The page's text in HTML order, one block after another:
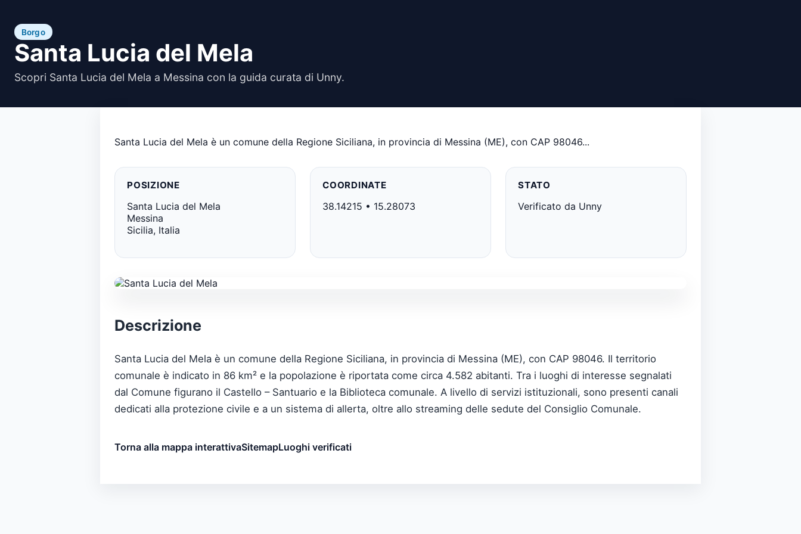
Borgo
Santa Lucia del Mela
Scopri Santa Lucia del Mela a Messina con la guida curata di Unny.
Santa Lucia del Mela è un comune della Regione Siciliana, in provincia di Messina (ME), con CAP 98046...
POSIZIONE
Santa Lucia del Mela
Messina
Sicilia, Italia
COORDINATE
38.14215 • 15.28073
STATO
Verificato da Unny
Descrizione
Santa Lucia del Mela è un comune della Regione Siciliana, in provincia di Messina (ME), con CAP 98046. Il territorio
comunale è indicato in 86 km² e la popolazione è riportata come circa 4.582 abitanti. Tra i luoghi di interesse segnalati
dal Comune figurano il Castello – Santuario e la Biblioteca comunale. A livello di servizi istituzionali, sono presenti canali
dedicati alla protezione civile e a un sistema di allerta, oltre allo streaming delle sedute del Consiglio Comunale.
Torna alla mappa interattivaSitemapLuoghi verificati